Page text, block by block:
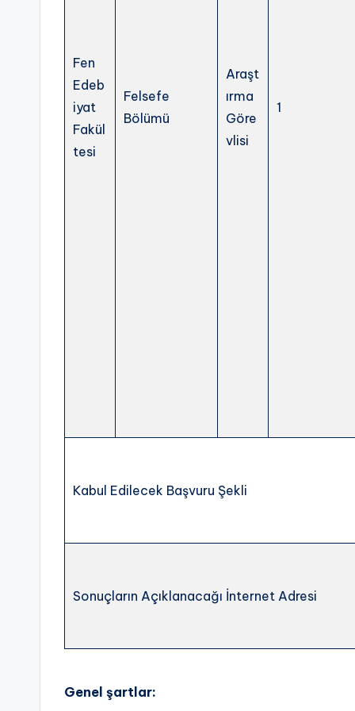
Fen
Edeb
iyat
Fakül
tesi
Felsefe
Bölümü
Araşt
ırma
Göre
vlisi
1
Kabul Edilecek Başvuru Şekli
Sonuçların Açıklanacağı İnternet Adresi
Genel şartlar: